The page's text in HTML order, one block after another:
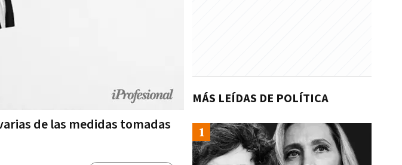
de las medidas tomadas
MÁS LEÍDAS DE POLÍTICA